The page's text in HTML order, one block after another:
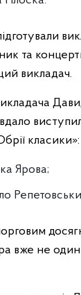
та
викладач.
класики»:
Ярова;
вже не